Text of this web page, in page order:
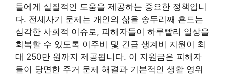
들에게 실질적인 도움을 제공하는 중요한 정책입니
다. 전세사기 문제는 개인의 삶을 송두리째 흔드는
심각한 사회적 이슈로, 피해자들이 하루빨리 일상을
회복할 수 있도록 이주비 및 긴급 생계비 지원이 최
대 250만 원까지 제공됩니다. 이 지원금은 피해자
들이 당면한 주거 문제 해결과 기본적인 생활 영위